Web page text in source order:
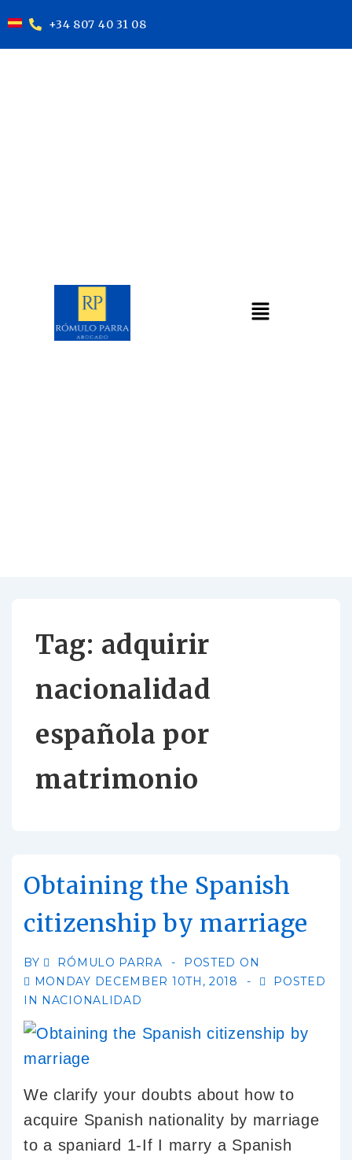
+34 807 40 31 08
Tag: adquirir
nacionalidad
española por
matrimonio
Obtaining the Spanish
citizenship by marriage
BY RÓMULO PARRA
POSTED ON
MONDAY DECEMBER 10TH, 2018
IN NACIONALIDAD
We clarify your doubts about how to
acquire Spanish nationality by marriage
to a spaniard 1-If I marry a Spanish